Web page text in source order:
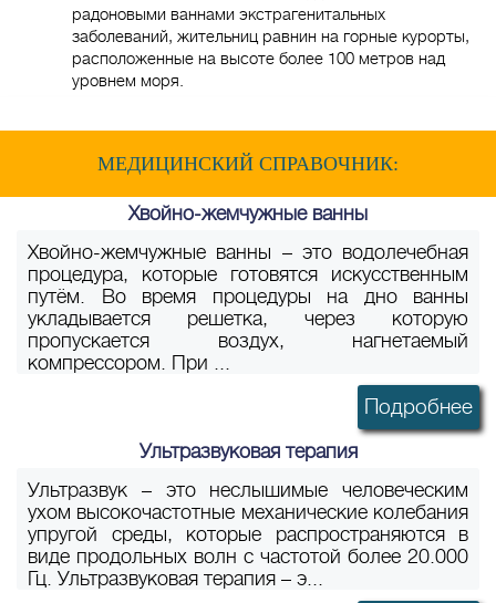
радоновыми ваннами экстрагенитальных
заболеваний, жительниц равнин на горные курорты,
расположенные на высоте более 100 метров над
уровнем моря.
МЕДИЦИНСКИЙ СПРАВОЧНИК:
Хвойно-жемчужные ванны
Хвойно-жемчужные ванны – это водолечебная
процедура, которые готовятся искусственным
путём. Во время процедуры на дно ванны
укладывается решетка, через которую
пропускается воздух, нагнетаемый
компрессором. При ...
Подробнее
Ультразвуковая терапия
Ультразвук – это неслышимые человеческим
ухом высокочастотные механические колебания
упругой среды, которые распространяются в
виде продольных волн с частотой более 20.000
Гц. Ультразвуковая терапия – э...